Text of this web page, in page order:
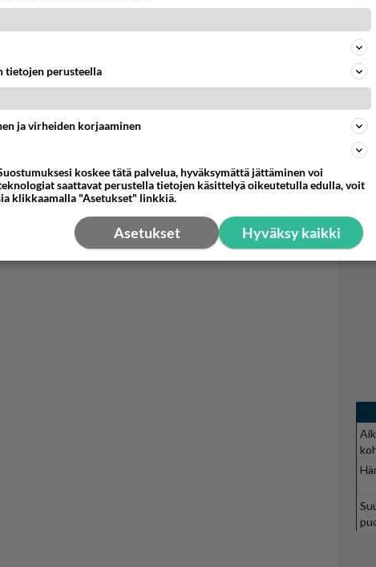
tietojen perusteella
ja virheiden korjaaminen
koskee tätä palvelua, hyväksymättä jättäminen voi
saattavat perustella tietojen käsittelyä oikeutetulla edulla, voit
klikkaamalla "Asetukset" linkkiä.
Hyväksy kaikki
Asetukset